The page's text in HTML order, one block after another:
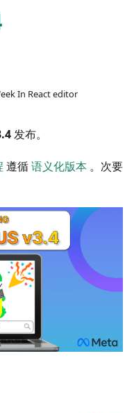
In React editor
发布。
遵循语义化版本 。次要